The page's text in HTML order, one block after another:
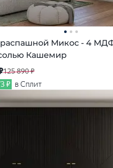
Микос - 4
Кашемир
125 890 ₽
₽ в Сплит